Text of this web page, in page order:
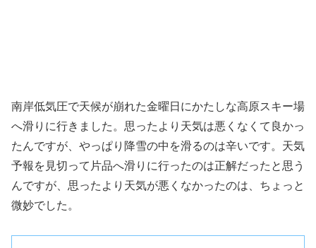
南岸低気圧で天候が崩れた金曜日にかたしな高原スキー場
へ滑りに行きました。思ったより天気は悪くなくて良かっ
たんですが、やっぱり降雪の中を滑るのは辛いです。天気
予報を見切って片品へ滑りに行ったのは正解だったと思う
んですが、思ったより天気が悪くなかったのは、ちょっと
微妙でした。